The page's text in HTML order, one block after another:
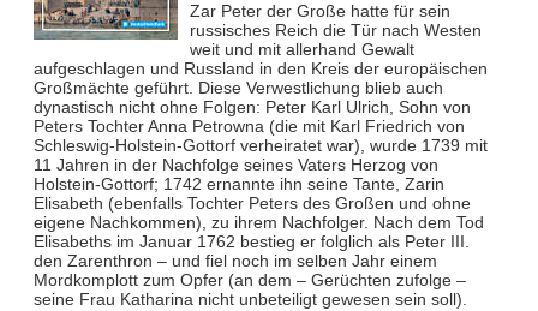
Zar Peter der Große hatte für sein
russisches Reich die Tür nach Westen
weit und mit allerhand Gewalt
aufgeschlagen und Russland in den Kreis der europäischen
Großmächte geführt. Diese Verwestlichung blieb auch
dynastisch nicht ohne Folgen: Peter Karl Ulrich, Sohn von
Peters Tochter Anna Petrowna (die mit Karl Friedrich von
Schleswig-Holstein-Gottorf verheiratet war), wurde 1739 mit
11 Jahren in der Nachfolge seines Vaters Herzog von
Holstein-Gottorf; 1742 ernannte ihn seine Tante, Zarin
Elisabeth (ebenfalls Tochter Peters des Großen und ohne
eigene Nachkommen), zu ihrem Nachfolger. Nach dem Tod
Elisabeths im Januar 1762 bestieg er folglich als Peter III.
den Zarenthron – und fiel noch im selben Jahr einem
Mordkomplott zum Opfer (an dem – Gerüchten zufolge –
seine Frau Katharina nicht unbeteiligt gewesen sein soll).